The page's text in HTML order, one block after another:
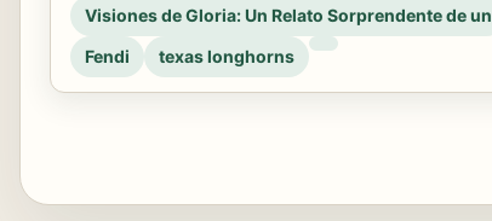
Visiones de Gloria: Un Relato Sorprendente de un
Fendi
texas longhorns